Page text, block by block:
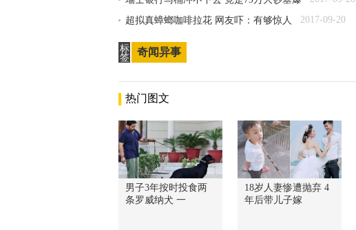
超拟真蟑螂咖啡拉花 网友吓：有够惊人 2017-09-20
标
签
奇闻异事
热门图文
男子3年按时投食两
条罗威纳犬 一
18岁人妻惨遭抛弃 4
年后带儿子嫁